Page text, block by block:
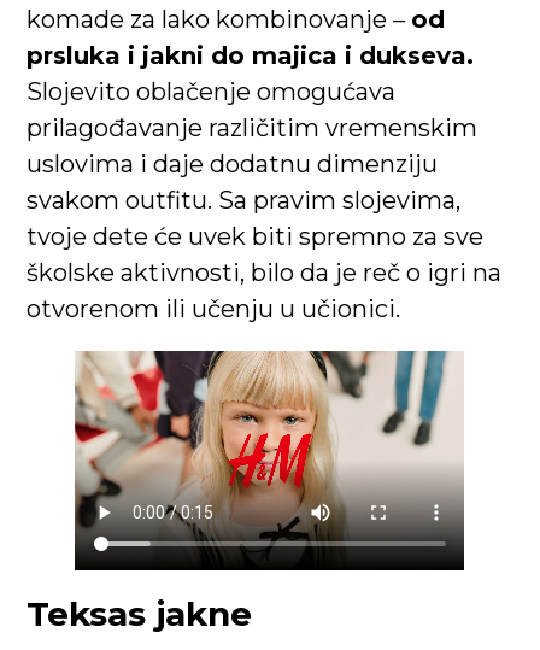
komade za lako kombinovanje – od
prsluka i jakni do majica i dukseva.
Slojevito oblačenje omogućava
prilagođavanje različitim vremenskim
uslovima i daje dodatnu dimenziju
svakom outfitu. Sa pravim slojevima,
tvoje dete će uvek biti spremno za sve
školske aktivnosti, bilo da je reč o igri na
otvorenom ili učenju u učionici.
Teksas jakne